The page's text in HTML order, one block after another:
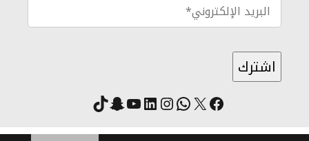
فيسبوك
X واتساب
انستقرام
لينكد إنيوتيوب
سناب شات
تيك توك